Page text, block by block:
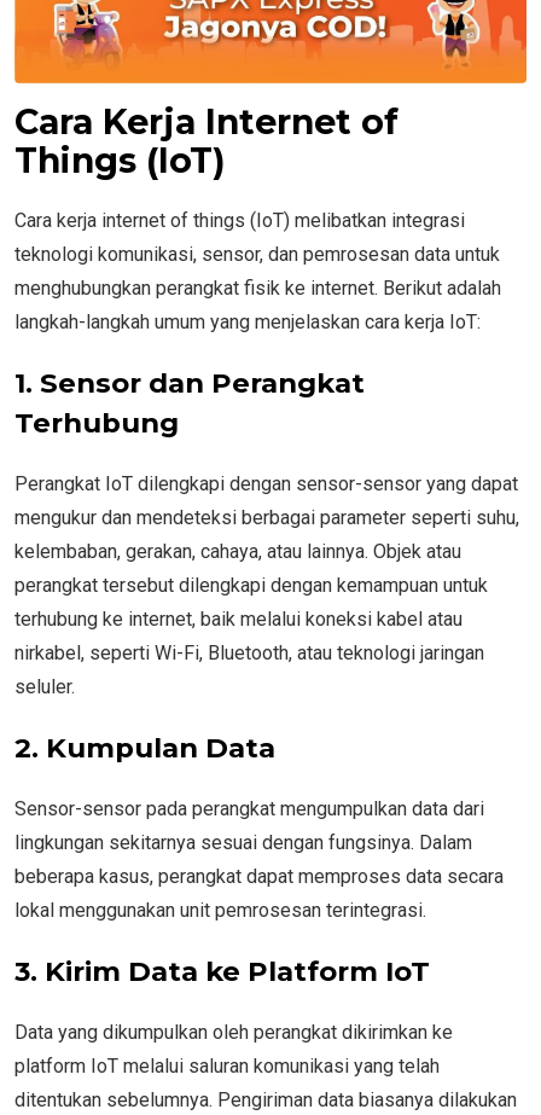
Cara Kerja Internet of
Things (IoT)
Cara kerja internet of things (IoT) melibatkan integrasi
teknologi komunikasi, sensor, dan pemrosesan data untuk
menghubungkan perangkat fisik ke internet. Berikut adalah
langkah-langkah umum yang menjelaskan cara kerja IoT:
1. Sensor dan Perangkat
Terhubung
Perangkat IoT dilengkapi dengan sensor-sensor yang dapat
mengukur dan mendeteksi berbagai parameter seperti suhu,
kelembaban, gerakan, cahaya, atau lainnya. Objek atau
perangkat tersebut dilengkapi dengan kemampuan untuk
terhubung ke internet, baik melalui koneksi kabel atau
nirkabel, seperti Wi-Fi, Bluetooth, atau teknologi jaringan
seluler.
2. Kumpulan Data
Sensor-sensor pada perangkat mengumpulkan data dari
lingkungan sekitarnya sesuai dengan fungsinya. Dalam
beberapa kasus, perangkat dapat memproses data secara
lokal menggunakan unit pemrosesan terintegrasi.
3. Kirim Data ke Platform IoT
Data yang dikumpulkan oleh perangkat dikirimkan ke
platform IoT melalui saluran komunikasi yang telah
ditentukan sebelumnya. Pengiriman data biasanya dilakukan